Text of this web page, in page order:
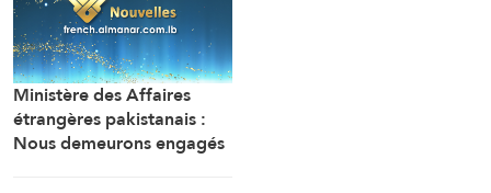
Ministère des Affaires
étrangères pakistanais :
Nous demeurons engagés